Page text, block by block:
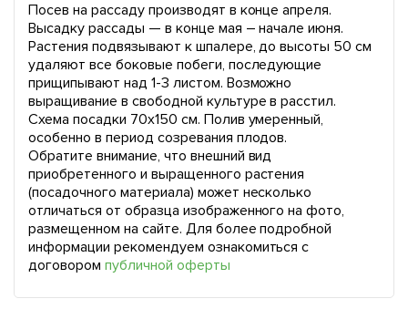
Посев на рассаду производят в конце апреля.
Высадку рассады — в конце мая – начале июня.
Растения подвязывают к шпалере, до высоты 50 см
удаляют все боковые побеги, последующие
прищипывают над 1-3 листом. Возможно
выращивание в свободной культуре в расстил.
Схема посадки 70х150 см. Полив умеренный,
особенно в период созревания плодов.
Обратите внимание, что внешний вид
приобретенного и выращенного растения
(посадочного материала) может несколько
отличаться от образца изображенного на фото,
размещенном на сайте. Для более подробной
информации рекомендуем ознакомиться с
договором публичной оферты